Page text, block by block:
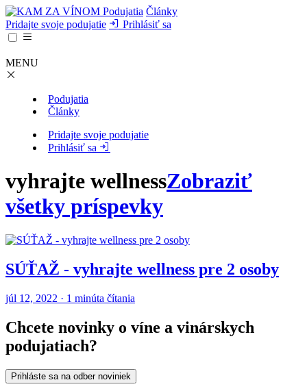
Podujatia Články
Pridajte svoje podujatie
Prihlásiť sa
MENU
Podujatia
Články
Pridajte svoje podujatie
Prihlásiť sa
vyhrajte wellnessZobraziť
všetky príspevky
SÚŤAŽ - vyhrajte wellness pre 2 osoby
júl 12, 2022 · 1 minúta čítania
Chcete novinky o víne a vinárskych
podujatiach?
Prihláste sa na odber noviniek